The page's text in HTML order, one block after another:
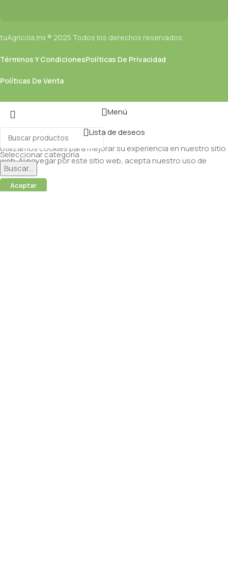
tuAgricola.mx ® 2025 Todos los derechos reservados
Términos Y CondicionesPolíticas De Privacidad
Políticas De Venta
Seleccionar categoría
Buscar...
Menú
Lista de deseos
Utilizamos cookies para mejorar su experiencia en nuestro sitio
web. Al navegar por este sitio web, acepta nuestro uso de
cookies.
Aceptar